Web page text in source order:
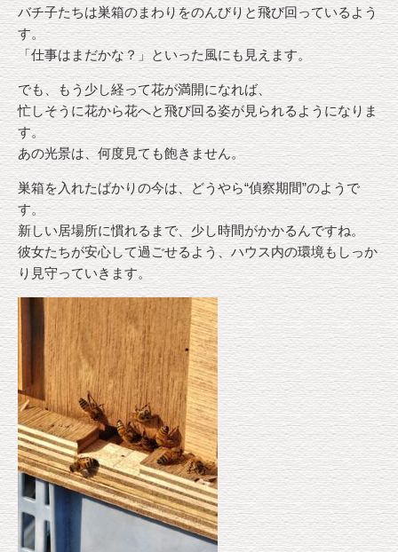
バチ子たちは巣箱のまわりをのんびりと飛び回っているよう
す。
「仕事はまだかな？」といった風にも見えます。
でも、もう少し経って花が満開になれば、
忙しそうに花から花へと飛び回る姿が見られるようになりま
す。
あの光景は、何度見ても飽きません。
巣箱を入れたばかりの今は、どうやら“偵察期間”のようで
す。
新しい居場所に慣れるまで、少し時間がかかるんですね。
彼女たちが安心して過ごせるよう、ハウス内の環境もしっか
り見守っていきます。